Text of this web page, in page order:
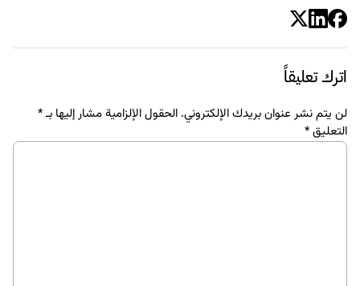
اترك تعليقاً
لن يتم نشر عنوان بريدك الإلكتروني. الحقول الإلزامية مشار إليها بـ*
التعليق*